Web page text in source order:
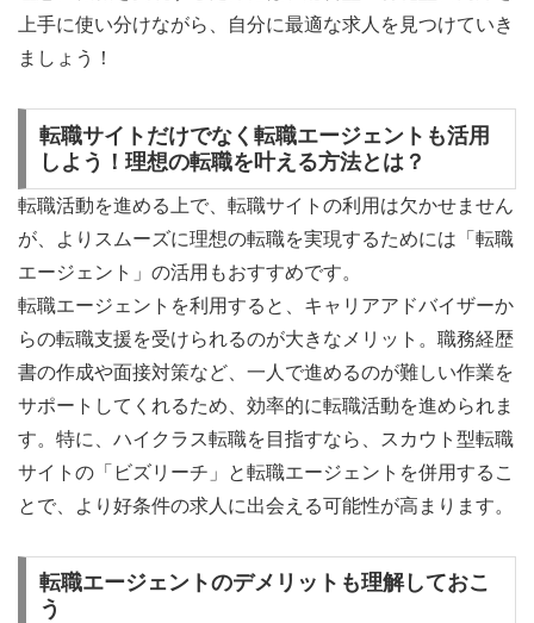
上手に使い分けながら、自分に最適な求人を見つけていき
ましょう！
転職サイトだけでなく転職エージェントも活用
しよう！理想の転職を叶える方法とは？
転職活動を進める上で、転職サイトの利用は欠かせません
が、よりスムーズに理想の転職を実現するためには「転職
エージェント」の活用もおすすめです。
転職エージェントを利用すると、キャリアアドバイザーか
らの転職支援を受けられるのが大きなメリット。職務経歴
書の作成や面接対策など、一人で進めるのが難しい作業を
サポートしてくれるため、効率的に転職活動を進められま
す。特に、ハイクラス転職を目指すなら、スカウト型転職
サイトの「ビズリーチ」と転職エージェントを併用するこ
とで、より好条件の求人に出会える可能性が高まります。
転職エージェントのデメリットも理解しておこ
う